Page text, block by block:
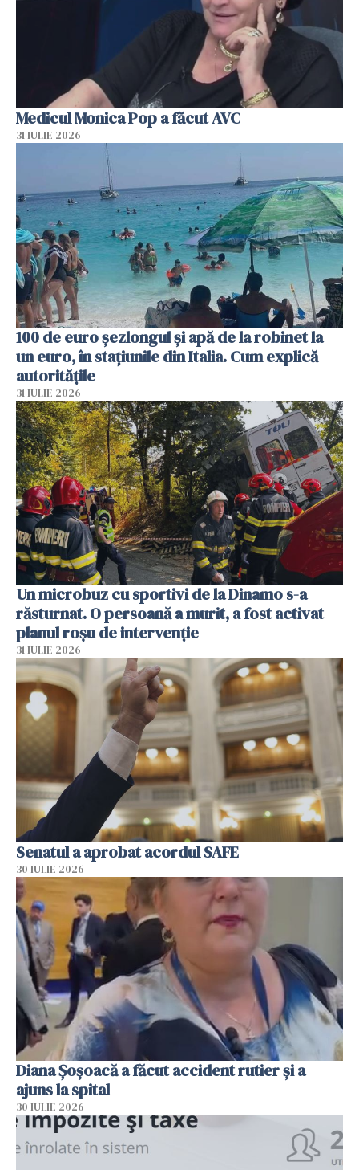
Medicul Monica Pop a făcut AVC
31 IULIE 2026
100 de euro șezlongul și apă de la robinet la
un euro, în stațiunile din Italia. Cum explică
autoritățile
31 IULIE 2026
Un microbuz cu sportivi de la Dinamo s-a
răsturnat. O persoană a murit, a fost activat
planul roșu de intervenție
31 IULIE 2026
Senatul a aprobat acordul SAFE
30 IULIE 2026
Diana Șoșoacă a făcut accident rutier și a
ajuns la spital
30 IULIE 2026